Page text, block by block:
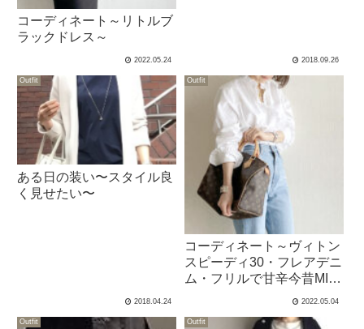
コーディネート～リトルブ
ラックドレス～
2022.05.24 2018.09.26
Outfit
ある日の装い〜スタイル良
く見せたい〜
2018.04.24
Outfit
コーディネート～ヴィトン
スピーディ30・フレアデニ
ム・フリルで甘辛今昔MIX
2022.05.04
Outfit Outfit